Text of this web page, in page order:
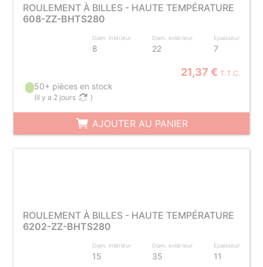
ROULEMENT À BILLES - HAUTE TEMPÉRATURE
608-ZZ-BHTS280
Diam. intérieur
8
Diam. extérieur
22
Epaisseur
7
21,37 € T.T.C.
50+ pièces en stock
(il y a 2 jours )
AJOUTER AU PANIER
ROULEMENT À BILLES - HAUTE TEMPÉRATURE
6202-ZZ-BHTS280
Diam. intérieur
15
Diam. extérieur
35
Epaisseur
11